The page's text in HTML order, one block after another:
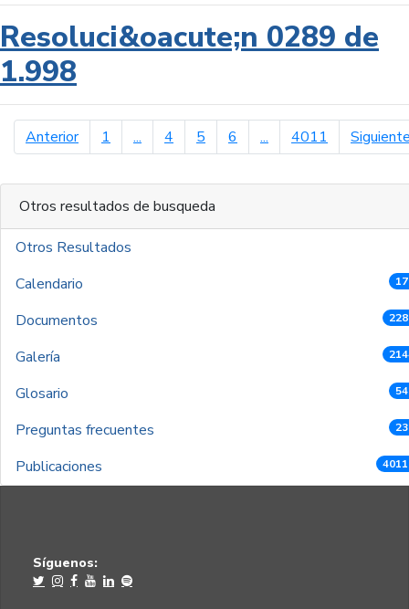
Resoluci&oacute;n 0289 de
1.998
Anteriorpágina anterior
1 ... 4 5 6 ... 4011
Otros resultados de busqueda
Otros Resultados
Calendario
Documentos
Galería
Glosario
Preguntas frecuentes
Publicaciones
Síguenos: